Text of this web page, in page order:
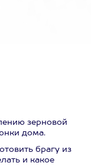
зерновой
дома.
брагу из
и какое